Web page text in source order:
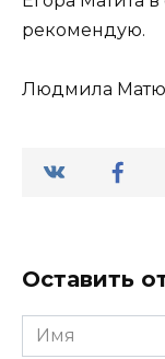
рекомендую.
Людмила
Оставить
Имя